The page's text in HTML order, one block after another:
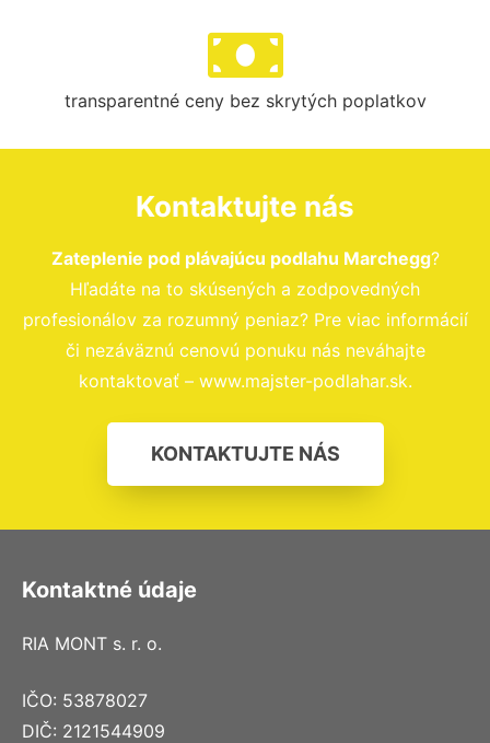
transparentné ceny bez skrytých poplatkov
Kontaktujte nás
Zateplenie pod plávajúcu podlahu Marchegg?
Hľadáte na to skúsených a zodpovedných
profesionálov za rozumný peniaz? Pre viac informácií
či nezáväznú cenovú ponuku nás neváhajte
kontaktovať – www.majster-podlahar.sk.
KONTAKTUJTE NÁS
Kontaktné údaje
RIA MONT s. r. o.
IČO: 53878027
DIČ: 2121544909